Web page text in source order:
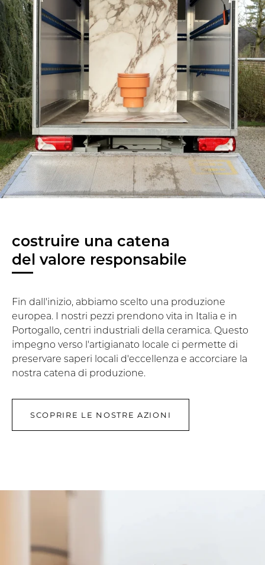
costruire una catena
del valore responsabile
Fin dall'inizio, abbiamo scelto una produzione
europea. I nostri pezzi prendono vita in Italia e in
Portogallo, centri industriali della ceramica. Questo
impegno verso l'artigianato locale ci permette di
preservare saperi locali d'eccellenza e accorciare la
nostra catena di produzione.
SCOPRIRE LE NOSTRE AZIONI